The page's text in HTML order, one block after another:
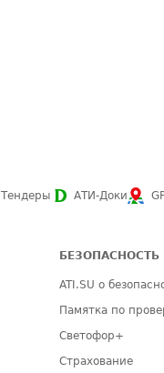
Тендеры АТИ-Доки
БЕЗОПАСНОСТЬ
ATI.SU о
Памятка по
Светофор+
Страхование